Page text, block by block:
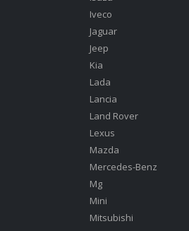
Iveco
Jaguar
Jeep
Kia
Lada
Lancia
Land Rover
Lexus
Mazda
Mercedes-Benz
Mg
Mini
Mitsubishi